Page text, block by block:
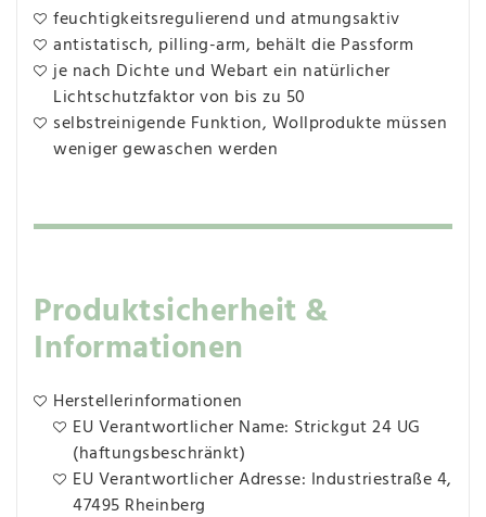
feuchtigkeitsregulierend und atmungsaktiv
antistatisch, pilling-arm, behält die Passform
je nach Dichte und Webart ein natürlicher
Lichtschutzfaktor von bis zu 50
selbstreinigende Funktion, Wollprodukte müssen
weniger gewaschen werden
Produktsicherheit &
Informationen
Herstellerinformationen
EU Verantwortlicher Name: Strickgut 24 UG
(haftungsbeschränkt)
EU Verantwortlicher Adresse: Industriestraße 4,
47495 Rheinberg